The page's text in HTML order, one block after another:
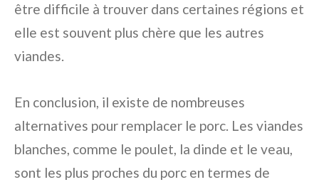
être difficile à trouver dans certaines régions et
elle est souvent plus chère que les autres
viandes.
En conclusion, il existe de nombreuses
alternatives pour remplacer le porc. Les viandes
blanches, comme le poulet, la dinde et le veau,
sont les plus proches du porc en termes de